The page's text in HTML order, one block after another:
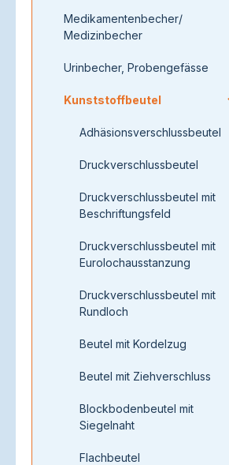
Medikamentenbecher/
Medizinbecher
Urinbecher, Probengefässe
Kunststoffbeutel
Adhäsionsverschlussbeutel
Druckverschlussbeutel
Druckverschlussbeutel mit
Beschriftungsfeld
Druckverschlussbeutel mit
Eurolochausstanzung
Druckverschlussbeutel mit
Rundloch
Beutel mit Kordelzug
Beutel mit Ziehverschluss
Blockbodenbeutel mit
Siegelnaht
Flachbeutel